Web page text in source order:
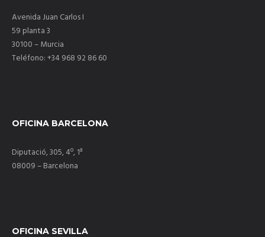
Avenida Juan Carlos I
59 planta 3
30100 – Murcia
Teléfono: +34 968 92 86 60
OFICINA BARCELONA
Diputació, 305, 4º, 1ª
08009 – Barcelona
OFICINA SEVILLA